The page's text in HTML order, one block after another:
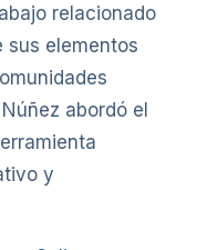
relacionado
sus elementos
abordó el
y